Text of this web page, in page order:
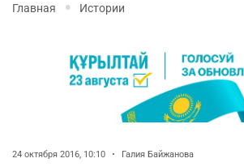
Главная Истории
24 октября 2016, 10:10 • Галия Байжанова